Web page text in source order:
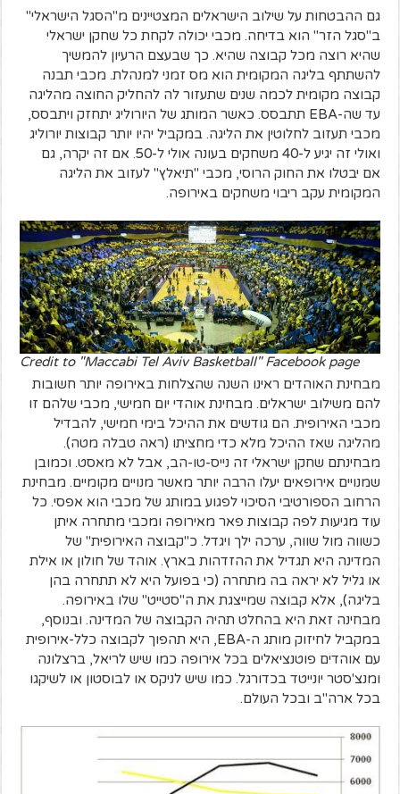
גם ההבטחות על שילוב הישראלים המצטיינים מ"הסגל הישראלי"
ב"סגל הזר" הוא בדיחה. מכבי יכולה לקחת כל שחקן ישראלי
שהיא רוצה מכל קבוצה שהיא. כך שבעצם הרעיון להמשיך
להשתתף בליגה המקומית הוא מס זמני למנהלת. מכבי תבנה
קבוצה מקומית לכמה שנים שתעזור לה להחליק החוצה מהליגה
עד שה-EBA תתבסס. כאשר המותג של היורוליג יתחזק ויתבסס,
מכבי תעזוב לחלוטין את הליגה. במקביל יהיו יותר קבוצות יורוליג
ואולי זה יגיע ל-40 משחקים בעונה אולי ל-50. אם זה יקרה, גם
אם יבטלו את החוק הרוסי, מכבי "תיאלץ" לעזוב את הליגה
המקומית עקב ריבוי משחקים באירופה.
Credit to "Maccabi Tel Aviv Basketball" Facebook page
מבחינת האוהדים ראינו השנה שהצלחות באירופה יותר חשובות
להם משילוב ישראלים. מבחינת אוהדי יום חמישי, מכבי שלהם זו
מכבי האירופית. הם גודשים את ההיכל בימי חמישי, להבדיל
מהליגה שאז ההיכל מלא כדי מחציתו (ראה טבלה מטה).
מבחינתם שחקן ישראלי זה נייס-טו-הב, אבל לא מאסט. וכמובן
שמנויים אירופאים יעלו הרבה יותר מאשר מנויים מקומיים. מבחינת
הרחוב הספורטיבי הסיכוי לפגוע במותג של מכבי הוא אפסי. כל
עוד מגיעות לפה קבוצות פאר מאירופה ומכבי מתחרה איתן
כשווה מול שווה, ערכה ילך ויגדל. כ"קבוצה האירופית" של
המדינה היא תגדיל את ההזדהות בארץ. אוהד של חולון או אילת
או גליל לא יראה בה מתחרה (כי בפועל היא לא תתחרה בהן
בליגה), אלא קבוצה שמייצגת את ה"סטייט" שלו באירופה.
מבחינה זאת היא בהחלט תהיה הקבוצה של המדינה. ובנוסף,
במקביל לחיזוק מותג ה-EBA, היא תהפוך לקבוצה כלל-אירופית
עם אוהדים פוטנציאלים בכל אירופה כמו שיש לריאל, ברצלונה
ומנצ'סטר יונייטד בכדורגל. כמו שיש לניקס או לבוסטון או לשיקגו
בכל ארה"ב ובכל העולם.